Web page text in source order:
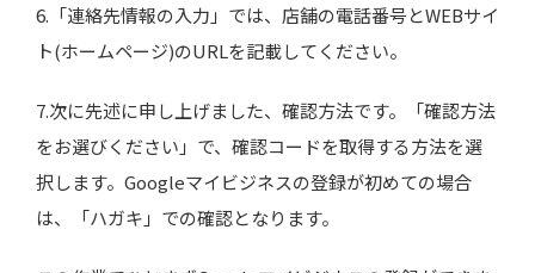
6.「連絡先情報の入力」では、店舗の電話番号とWEBサイ
ト(ホームページ)のURLを記載してください。
7.次に先述に申し上げました、確認方法です。「確認方法
をお選びください」で、確認コードを取得する方法を選
択します。Googleマイビジネスの登録が初めての場合
は、「ハガキ」での確認となります。